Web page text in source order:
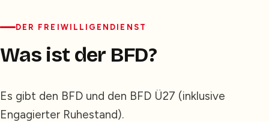
DER FREIWILLIGENDIENST
Was ist der BFD?
Es gibt den BFD und den BFD Ü27 (inklusive
Engagierter Ruhestand).